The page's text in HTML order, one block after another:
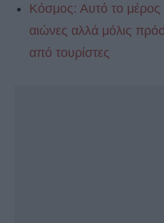
Κόσμος: Αυτό το μέρος
αιώνες αλλά μόλις
από τουρίστες